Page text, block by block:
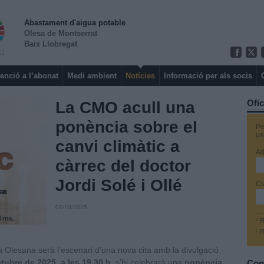
Abastament d'aigua potable
Olesa de Montserrat
Baix Llobregat
a l’abonat Medi ambient Notícies Informació per als socis
La CMO acull una
ponència sobre el
canvi climàtic a
càrrec del doctor
Jordi Solé i Ollé
07/10/2025
serà l’escenari d’una nova cita amb la divulgació